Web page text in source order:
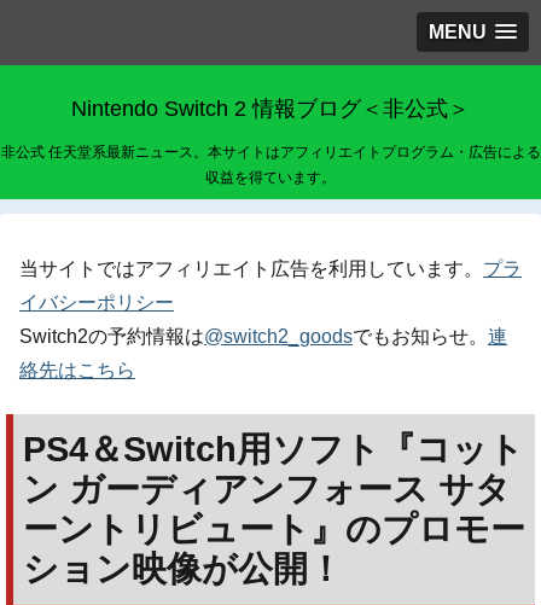
MENU
Nintendo Switch 2 情報ブログ＜非公式＞
非公式 任天堂系最新ニュース。本サイトはアフィリエイトプログラム・広告による
収益を得ています。
当サイトではアフィリエイト広告を利用しています。 プラ
イバシーポリシー
Switch2の予約情報は@switch2_goodsでもお知らせ。 連
絡先はこちら
PS4＆Switch用ソフト『コット
ン ガーディアンフォース サタ
ーントリビュート』のプロモー
ション映像が公開！